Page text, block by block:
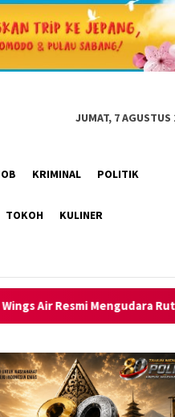
JUMAT, 7 AGUSTUS
KRIMINAL POLITIK
TOKOH KULINER
Bandung–Lampung dari